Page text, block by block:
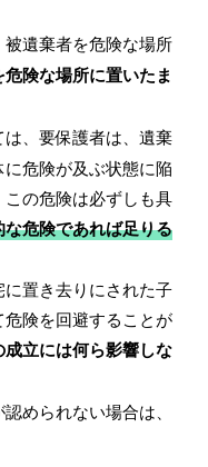
被遺棄者を危険な場所
険な場所に置いたま
、要保護者は、遺棄
危険が及ぶ状態に陥
の危険は必ずしも具
な危険であれば足りる
置き去りにされた子
険を回避することが
立には何ら影響しな
められない場合は、